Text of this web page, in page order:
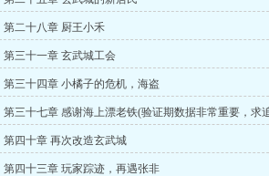
第二十八章 厨王小禾
第三十一章 玄武城工会
第三十四章 小橘子的危机，海盗
第三十七章 感谢海上漂老铁(验证期数据非常重要，求
求书架）
第四十章 再次改造玄武城
第四十三章 玩家踪迹，再遇张非